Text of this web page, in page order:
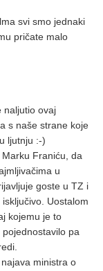
svi smo jednaki
pričate malo
naljutio ovaj
s naše strane koje
ljutnju :-)
Franiću, da
u
goste u TZ i
Uostalom
kojemu je to
pa
ministra o